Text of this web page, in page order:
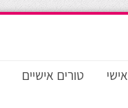
טורים אישיים